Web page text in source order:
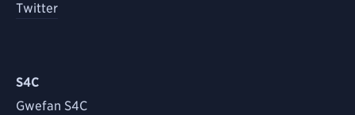
Twitter
S4C
Gwefan S4C